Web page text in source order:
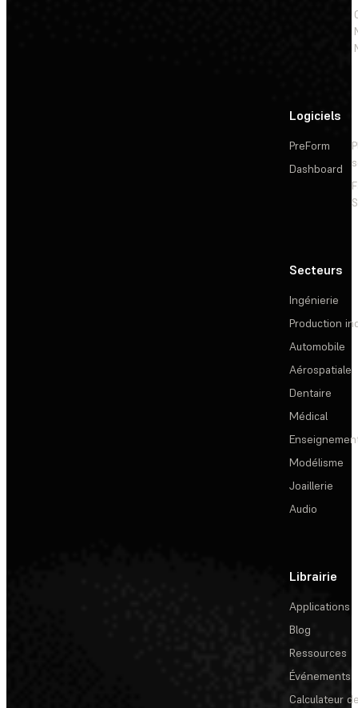
Logiciels
PreForm
Dashboard
Secteurs
Ingénierie
Production
Automobile
Aérospatiale
Dentaire
Médical
Modélisme
Joaillerie
Audio
Librairie
Applications
Blog
Ressources
Événements
Calculateur